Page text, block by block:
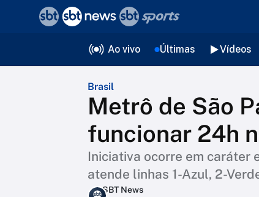
Ao vivo Últimas Vídeos
Brasil
Metrô de São
funcionar 24h
Iniciativa ocorre em caráter
atende linhas 1-Azul, 2-
SBT News
voltar
Editorias